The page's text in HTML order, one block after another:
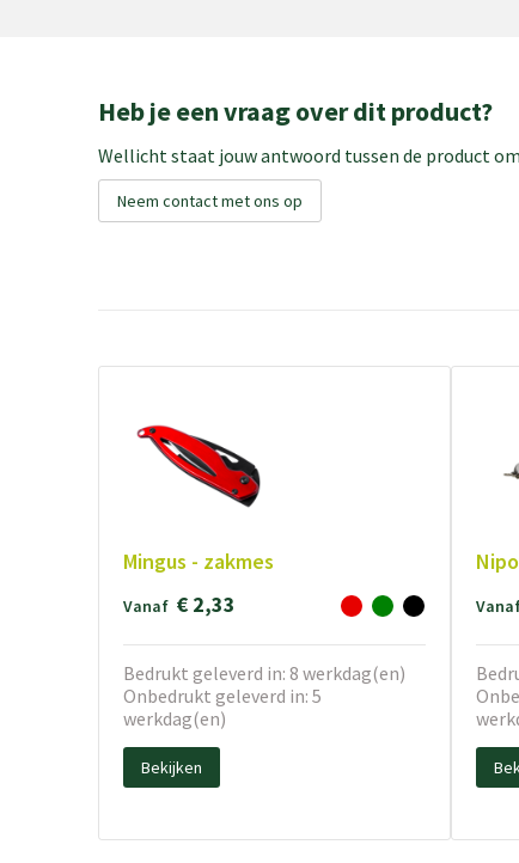
Heb je een vraag over dit product?
Wellicht staat jouw antwoord tussen de product
Neem contact met ons op
Mingus - zakmes
Vanaf € 2,33
Bedrukt geleverd in: 8 werkdag(en)
Onbedrukt geleverd in: 5
werkdag(en)
Bekijken